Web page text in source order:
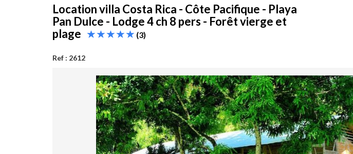
Location villa Costa Rica - Côte Pacifique - Playa
Pan Dulce - Lodge 4 ch 8 pers - Forêt vierge et
plage
(3)
Ref : 2612